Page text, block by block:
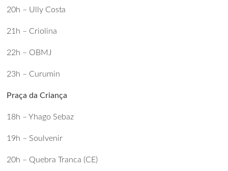
20h – Ully Costa
21h – Criolina
22h – OBMJ
23h – Curumin
Praça da Criança
18h – Yhago Sebaz
19h – Soulvenir
20h – Quebra Tranca (CE)